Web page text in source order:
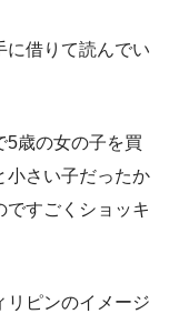
に借りて読んでい
5歳の女の子を買
さい子だったか
ですごくショッキ
リピンのイメージ